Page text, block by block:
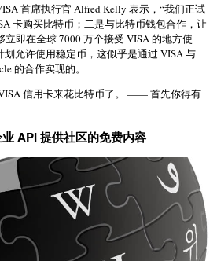
首席执行官 Alfred Kelly 表示，“我们正试
卡购买比特币；二是与比特币钱包合作，让
即在全球 7000 万个接受 VISA 的地方使
划允许使用稳定币，这似乎是通过 VISA 与
的合作实现的。
信用卡来花比特币了。 —— 首先你得有
API 提供社区的免费内容